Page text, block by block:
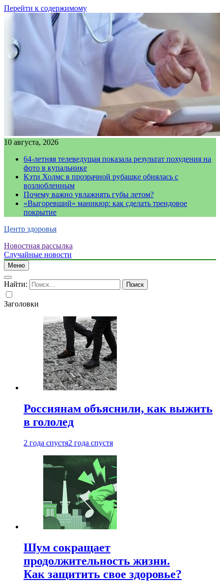
Перейти к содержимому
10 августа, 2026
64-летняя телеведущая показала результат похудения на
фото в купальнике
Кэти Холмс в прозрачной рубашке обнялась с
возлюбленным
Почему важно увлажнять губы летом?
«Выгоревший» маникюр: как сделать трендовое
покрытие
Центр здоровья
Новостная рассылка
Случайные новости
Меню
Найти:
Заголовки
Россиянам объяснили, как выжить
в гололед
2 года спустя2 года спустя
Шум сокращает
продолжительность жизни.
Как защитить свое здоровье?